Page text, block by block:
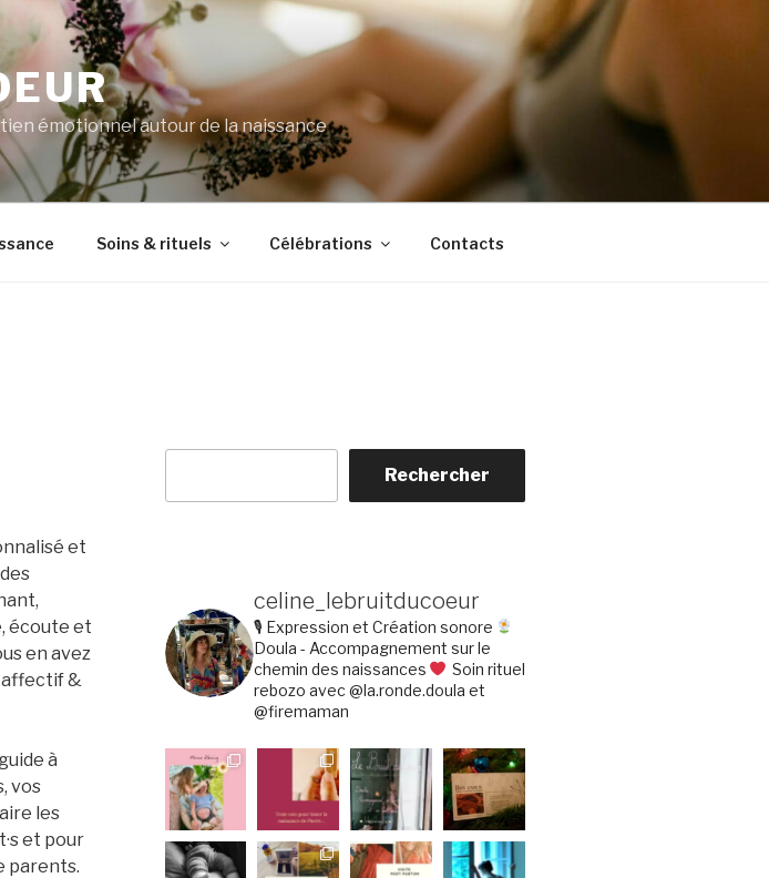
émotionnel autour de la naissance
Soins & rituels Célébrations Contacts
et
écoute et
en avez
affectif &
à
vos
les
et pour
parents.
Rechercher
celine_lebruitducoeur
🎙 Expression et Création sonore
Doula - Accompagnement sur le
chemin des naissances
Soin rituel
rebozo avec @la.ronde.doula et
@firemaman